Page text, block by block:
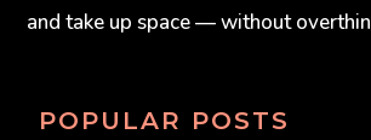
and take up space — without
POPULAR POSTS